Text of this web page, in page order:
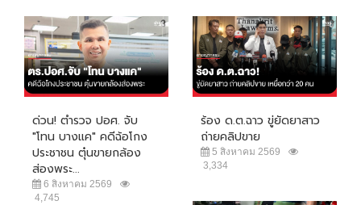
ด่วน! ตำรวจ ปอศ. จับ
"โทน บางแค" คดีฉ้อโกง
ประชาชน ตุ๋นขายกล้อง
ส่องพระ...
6 สิงหาคม 2569
4,745
ร้อง ด.ต.ฉาว ขู่ยัดยาสาว
ถ่ายคลิปขาย
5 สิงหาคม 2569
3,334